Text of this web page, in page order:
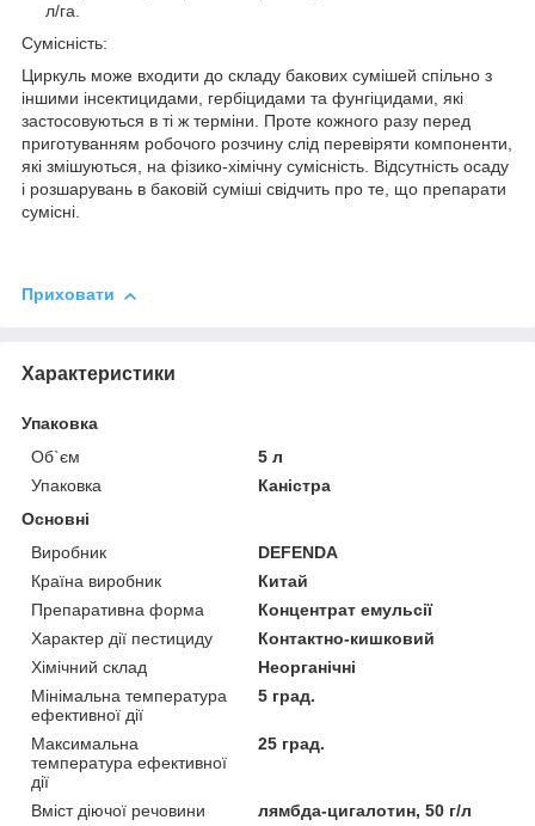
л/га.
Сумісність:
Циркуль може входити до складу бакових сумішей спільно з
іншими інсектицидами, гербіцидами та фунгіцидами, які
застосовуються в ті ж терміни. Проте кожного разу перед
приготуванням робочого розчину слід перевіряти компоненти,
які змішуються, на фізико-хімічну сумісність. Відсутність осаду
і розшарувань в баковій суміші свідчить про те, що препарати
сумісні.
Приховати
Характеристики
Упаковка
Об`єм
5 л
Упаковка
Каністра
Основні
Виробник
DEFENDA
Країна виробник
Китай
Препаративна форма
Концентрат емульсії
Характер дії пестициду
Контактно-кишковий
Хімічний склад
Неорганічні
Мінімальна температура
ефективної дії
5 град.
Максимальна
температура ефективної
дії
25 град.
Вміст діючої речовини
лямбда-цигалотин, 50 г/л